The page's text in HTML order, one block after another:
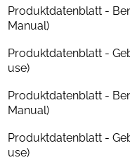
Produktdatenblatt -
Manual)
Produktdatenblatt -
use)
Produktdatenblatt -
Manual)
Produktdatenblatt -
use)